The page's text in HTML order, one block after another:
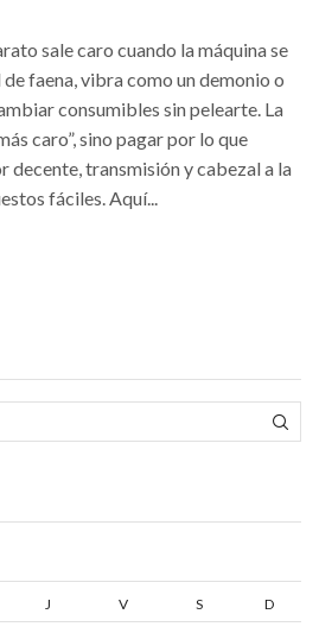
sale caro cuando la máquina se
faena, vibra como un demonio o
consumibles sin pelearte. La
caro”, sino pagar por lo que
transmisión y cabezal a la
fáciles. Aquí...
J V S D